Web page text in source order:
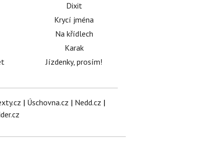
Dixit
Krycí jména
Na křídlech
Karak
Jízdenky, prosím!
| Úschovna.cz | Nedd.cz |